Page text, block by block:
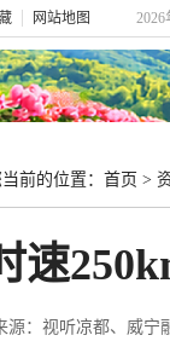
网站地图 2026
前的位置： 首页 >
速
源：视听凉都、威宁